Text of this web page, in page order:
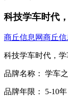
科技学车时代
商丘信息网商丘信
科技学车时代，学
品牌名称： 学车
品牌年限： 5-10年